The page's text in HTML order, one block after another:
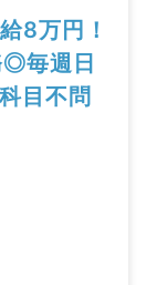
8万円！
毎週日
目不問